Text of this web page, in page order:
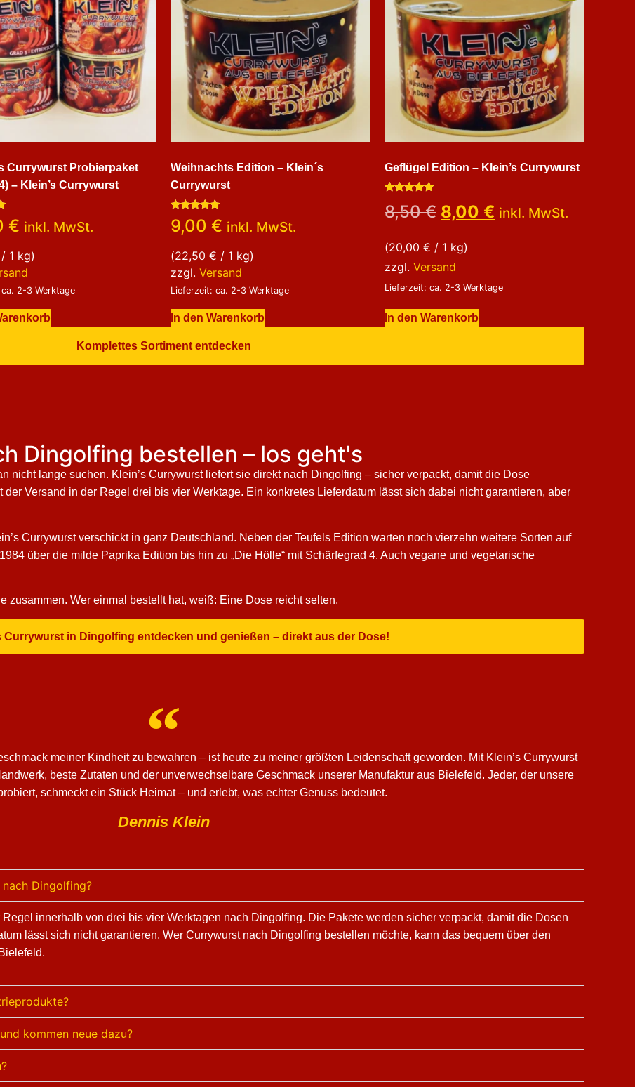
Currywurst Probierpaket
– Klein’s Currywurst
€ inkl. MwSt.
/ 1 kg)
2-3 Werktage
Weihnachts Edition – Klein´s
Currywurst
Bewertet
mit
5.00
9,00 € inkl. MwSt.
(22,50 € / 1 kg)
zzgl. Versand
Lieferzeit: ca. 2-3 Werktage
In den Warenkorb
Geflügel Edition – Klein’s Currywurst
mit
5.00
8,50€ 8,00 € inkl. MwSt.
(20,00 € / 1 kg)
zzgl. Versand
Lieferzeit: ca. 2-3 Werktage
In den Warenkorb
Komplettes Sortiment entdecken
Dingolfing bestellen – los geht's
nicht lange suchen. Klein’s Currywurst liefert sie direkt nach Dingolfing – sicher verpackt, damit die Dose
Versand in der Regel drei bis vier Werktage. Ein konkretes Lieferdatum lässt sich dabei nicht garantieren, aber
Currywurst verschickt in ganz Deutschland. Neben der Teufels Edition warten noch vierzehn weitere Sorten auf
über die milde Paprika Edition bis hin zu „Die Hölle“ mit Schärfegrad 4. Auch vegane und vegetarische
zusammen. Wer einmal bestellt hat, weiß: Eine Dose reicht selten.
Currywurst in Dingolfing entdecken und genießen – direkt aus der Dose!
meiner Kindheit zu bewahren – ist heute zu meiner größten Leidenschaft geworden. Mit Klein’s Currywurst
beste Zutaten und der unverwechselbare Geschmack unserer Manufaktur aus Bielefeld. Jeder, der unsere
schmeckt ein Stück Heimat – und erlebt, was echter Genuss bedeutet.
Dennis Klein
Dingolfing?
innerhalb von drei bis vier Werktagen nach Dingolfing. Die Pakete werden sicher verpackt, damit die Dosen
lässt sich nicht garantieren. Wer Currywurst nach Dingolfing bestellen möchte, kann das bequem über den
kommen neue dazu?